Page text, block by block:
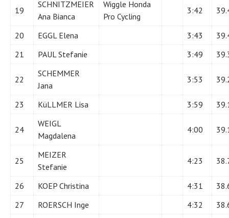
19
SCHNITZMEIER
Ana Bianca
Wiggle Honda
Pro Cycling
3:42
20 EGGL Elena 3:43
21
PAUL Stefanie 3:49
22
SCHEMMER
Jana
3:53
23 KüLLMER Lisa 3:59
24
WEIGL
Magdalena
4:00
25
MEIZER
Stefanie
4:23
26 KOEP Christina 4:31
27
ROERSCH Inge 4:32